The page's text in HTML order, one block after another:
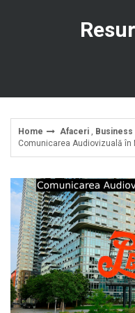
Home Afaceri , Business
Comunicarea Audiovizuală în